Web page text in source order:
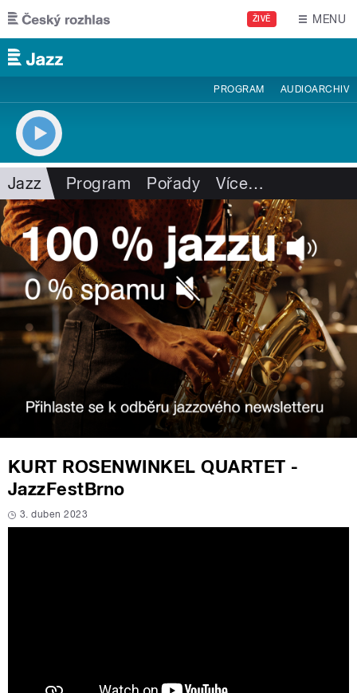
Přejít k hlavnímu obsahu
ŽIVĚ MENU
PROGRAM AUDIOARCHIV
Jazz Program Pořady Více…
KURT ROSENWINKEL QUARTET -
JazzFestBrno
3. duben 2023